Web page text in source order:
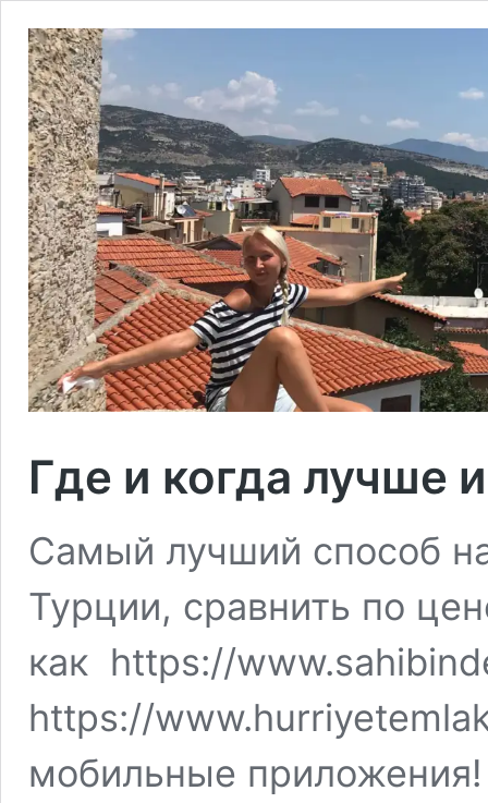
Где и когда лучше
Самый лучший способ
Турции, сравнить по
как https://
https://
мобильные приложения!